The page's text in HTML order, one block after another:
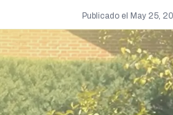
Publicado el May 25,